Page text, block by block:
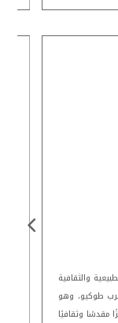
الطبيعية والثقافية
على بُعد حوالي 100 كيلومتر جنوب غرب طوكيو، وهو
رمزًا مقدسًا وثقافيًا